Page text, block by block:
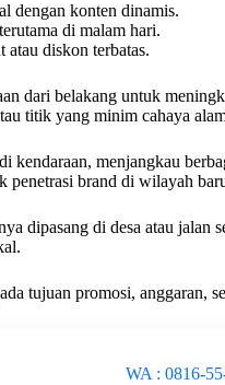
dengan konten dinamis.
di malam hari.
atau diskon terbatas.
dari belakang untuk
titik yang minim cahaya
kendaraan, menjangkau
penetrasi brand di wilayah
dipasang di desa atau jalan
tujuan promosi, anggaran,
WA : 0816-